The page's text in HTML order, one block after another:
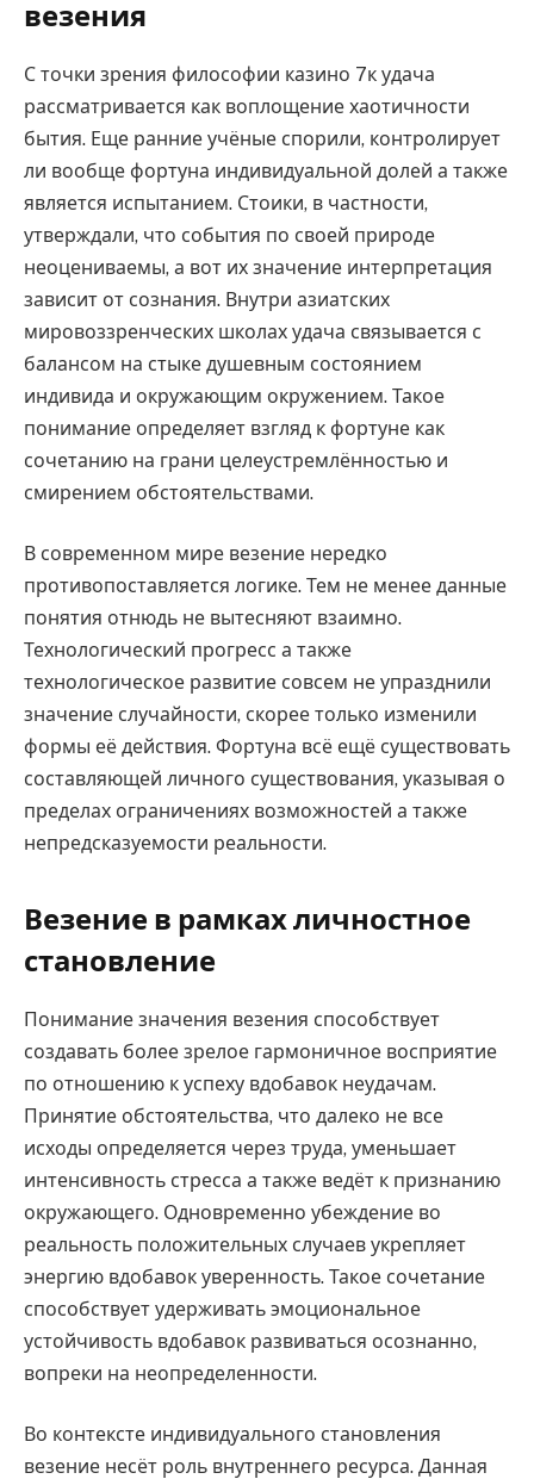
везения
С точки зрения философии казино 7к удача
рассматривается как воплощение хаотичности
бытия. Еще ранние учёные спорили, контролирует
ли вообще фортуна индивидуальной долей а также
является испытанием. Стоики, в частности,
утверждали, что события по своей природе
неоцениваемы, а вот их значение интерпретация
зависит от сознания. Внутри азиатских
мировоззренческих школах удача связывается с
балансом на стыке душевным состоянием
индивида и окружающим окружением. Такое
понимание определяет взгляд к фортуне как
сочетанию на грани целеустремлённостью и
смирением обстоятельствами.
В современном мире везение нередко
противопоставляется логике. Тем не менее данные
понятия отнюдь не вытесняют взаимно.
Технологический прогресс а также
технологическое развитие совсем не упразднили
значение случайности, скорее только изменили
формы её действия. Фортуна всё ещё существовать
составляющей личного существования, указывая о
пределах ограничениях возможностей а также
непредсказуемости реальности.
Везение в рамках личностное
становление
Понимание значения везения способствует
создавать более зрелое гармоничное восприятие
по отношению к успеху вдобавок неудачам.
Принятие обстоятельства, что далеко не все
исходы определяется через труда, уменьшает
интенсивность стресса а также ведёт к признанию
окружающего. Одновременно убеждение во
реальность положительных случаев укрепляет
энергию вдобавок уверенность. Такое сочетание
способствует удерживать эмоциональное
устойчивость вдобавок развиваться осознанно,
вопреки на неопределенности.
Во контексте индивидуального становления
везение несёт роль внутреннего ресурса. Данная